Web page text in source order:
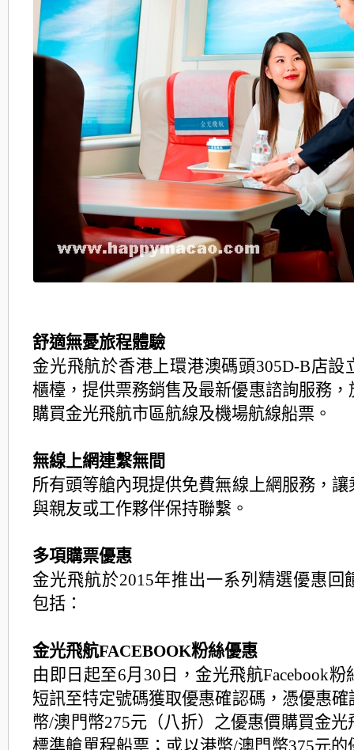
舒適無憂旅程體驗
金光飛航於香港上環港澳碼頭305D-B店設
櫃檯，提供票務銷售及最新優惠諮詢服務，
購買金光飛航市區航線及機場航線船票。
無線上網連繫無間
所有頭等艙內現提供免費無線上網服務，讓
與親友或工作夥伴保持聯繫。
多項購票優惠
金光飛航於2015年推出一系列精選優惠回
包括：
金光飛航FACEBOOK粉絲優惠
由即日起至6月30日，金光飛航Facebook
短訊至特定號碼獲取優惠確認碼，憑優惠確
幣/澳門幣275元（八折）之優惠價購買金光
標準艙單程船票； 或以港幣/澳門幣375元的